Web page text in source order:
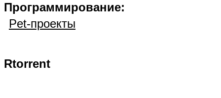
Программирование:
Pet-проекты
Rtorrent